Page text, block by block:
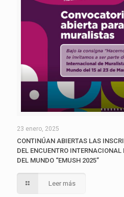
23 enero, 2025
CONTINÚAN ABIERTAS LAS
DEL ENCUENTRO
DEL MUNDO “EMUSH 2025”
Leer más